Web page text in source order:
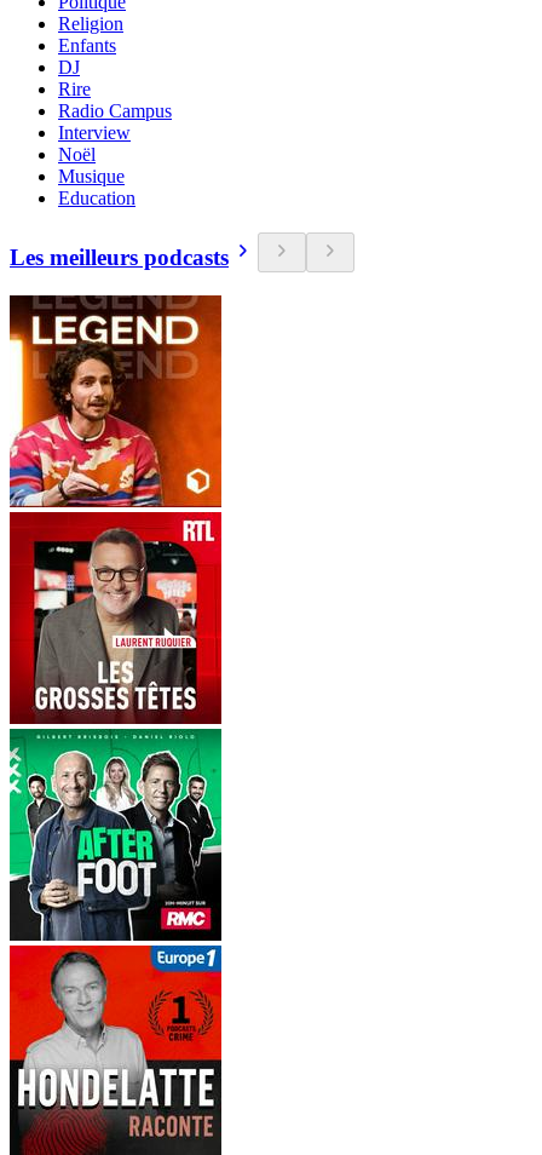
Religion
Enfants
DJ
Rire
Radio Campus
Interview
Noël
Musique
Education
Les meilleurs podcasts